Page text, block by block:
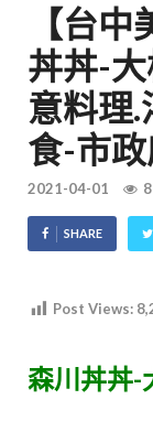
【台
丼丼-
意料理
食-市
2021-04-01 8
SHARE
Post Views:
森川丼丼-